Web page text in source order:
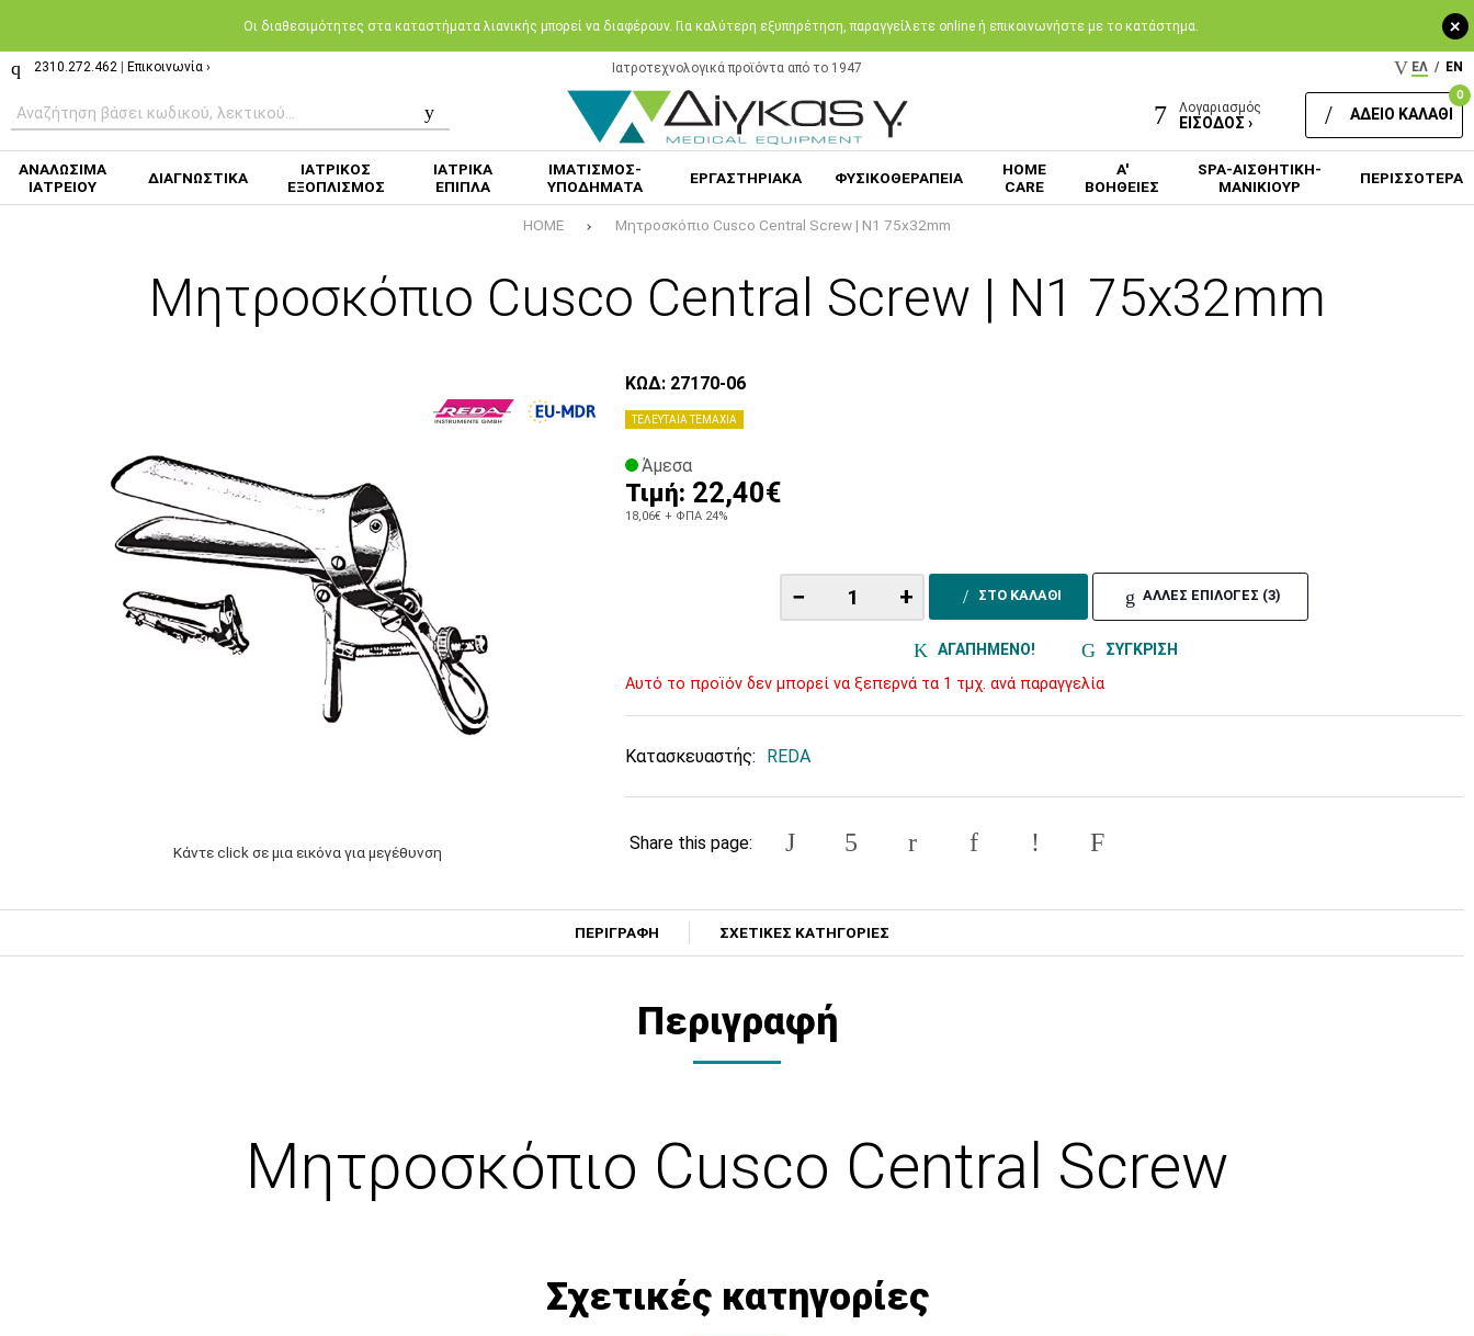
+
Oι διαθεσιμότητες στα καταστήματα λιανικής μπορεί να διαφέρουν. Για καλύτερη εξυπηρέτηση, παραγγείλετε online ή επικοινωνήστε με το κατάστημα.
2310.272.462 Επικοινωνία › Ιατροτεχνολογικά προϊόντα από το 1947 ΕΛ / EN
Λογαριασμός
ΕΙΣΟΔΟΣ ›
0
ΑΔΕΙΟ ΚΑΛΑΘΙ
ΑΝΑΛΩΣΙΜΑ
ΙΑΤΡΕΙΟΥ
ΔΙΑΓΝΩΣΤΙΚΑ
ΙΑΤΡΙΚΟΣ
ΕΞΟΠΛΙΣΜΟΣ
ΙΑΤΡΙΚΑ
ΕΠΙΠΛΑ
ΙΜΑΤΙΣΜΟΣ-
ΥΠΟΔΗΜΑΤΑ
ΕΡΓΑΣΤΗΡΙΑΚΑ ΦΥΣΙΚΟΘΕΡΑΠΕΙΑ
HOME
CARE
Α'
ΒΟΗΘΕΙΕΣ
SPA-ΑΙΣΘΗΤΙΚΗ-
ΜΑΝΙΚΙΟΥΡ
ΠΕΡΙΣΣΟΤΕΡΑ
HOME Μητροσκόπιο Cusco Central Screw | N1 75x32mm
Μητροσκόπιο Cusco Central Screw | N1 75x32mm
Κάντε click σε μια εικόνα για μεγέθυνση
ΤΕΛΕΥΤΑΙΑ ΤΕΜΑΧΙΑ
ΚΩΔ: 27170-06
Άμεσα
Τιμή: 22,40€
18,06€ + ΦΠΑ 24%
− + ΣΤΟ ΚΑΛΑΘΙ ΑΛΛΕΣ ΕΠΙΛΟΓΕΣ (3)
ΑΓΑΠΗΜΕΝΟ! ΣΥΓΚΡΙΣΗ
Αυτό το προϊόν δεν μπορεί να ξεπερνά τα 1 τμχ. ανά παραγγελία
Κατασκευαστής: REDA
Share this page:
ΠΕΡΙΓΡΑΦΗ ΣΧΕΤΙΚΕΣ ΚΑΤΗΓΟΡΙΕΣ
Περιγραφή
Μητροσκόπιο Cusco Central Screw
Σχετικές κατηγορίες